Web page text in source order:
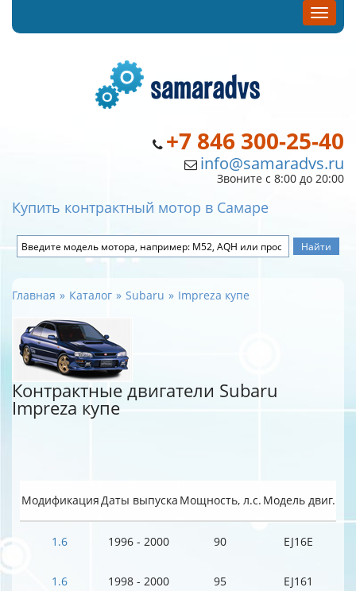
+7 846 300-25-40
info@samaradvs.ru
Звоните с 8:00 до 20:00
Купить контрактный мотор в Самаре
Главная Каталог Subaru Impreza купе
Контрактные двигатели Subaru
Impreza купе
МодификацияДаты выпуска Мощность, л.с. Модель двиг.
1.6 1996 - 2000 90 EJ16E
1.6 1998 - 2000 95 EJ161